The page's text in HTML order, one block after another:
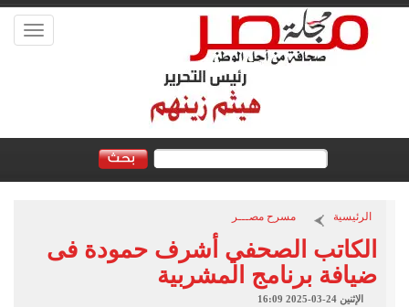
Toggle
الرئيسية مسرح مصـــر
الكاتب الصحفي أشرف حمودة فى
ضيافة برنامج المشربية
الإثنين 24-03-2025 16:09